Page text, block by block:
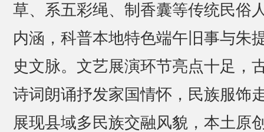
草、系五彩绳、制香囊等传统民俗
内涵，科普本地特色端午旧事与朱
史文脉。文艺展演环节亮点十足，
诗词朗诵抒发家国情怀，民族服饰
展现县域多民族交融风貌，本土原